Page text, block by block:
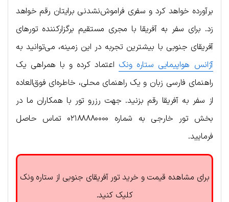
برآورده خواهد کرد و سفری فراموش‌نشدنی برایتان رقم خواهد
زد. برای سفر به آفریقا با مجری مستقیم برگزارکننده تورهای
آفریقای جنوبی با بیشترین تجربه در این زمینه، می‌توانید به
آژانس هواپیمایی ستاره ونک اعتماد کرده و با همراهی یک
راهنمای فارسی زبان و یک راهنمای محلی، خاطره‌ای فوق‌العاده
از سفر به آفریقا رقم بزنید. جهت رزرو تور با همکاران ما در
بخش تور خارجی به شماره ۰۲۱۸۸۸۸۰۰۰۰ تماس حاصل
فرمایید.
برای مشاهده قیمت و خرید تور آفریقای جنوبی از ستاره ونک
کلیک کنید.